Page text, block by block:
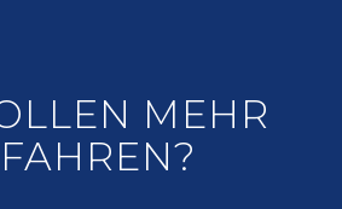
MEHR